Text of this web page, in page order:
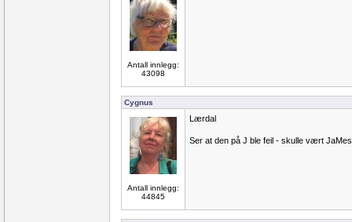
Antall innlegg:
43098
Cygnus
Antall innlegg:
44845
Lærdal
Ser at den på J ble feil - skulle vært